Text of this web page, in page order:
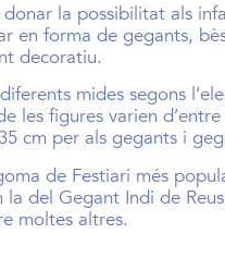
la possibilitat als
en forma de gegants,
decoratiu.
mides segons
les figures varien d’entre
cm per als gegants i
de Festiari més
la del Gegant Indi de Reus
moltes altres.